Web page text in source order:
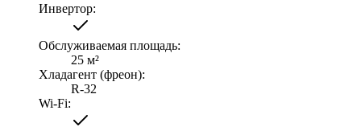
Инвертор:
Обслуживаемая площадь:
25 м²
Хладагент (фреон):
R-32
Wi-Fi: